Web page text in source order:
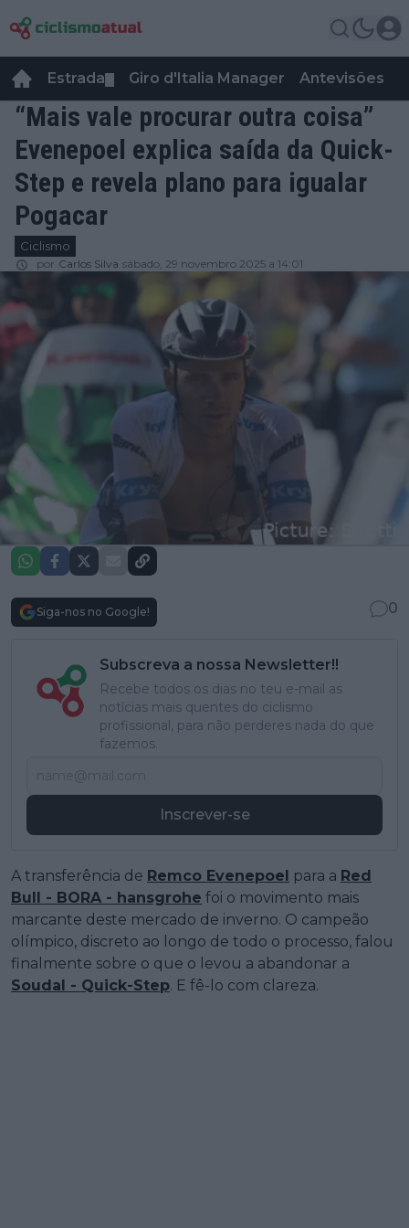
Estrada Giro d'Italia Manager Antevisões
“Mais vale procurar outra coisa”
Evenepoel explica saída da Quick-
Step e revela plano para igualar
Pogacar
Ciclismo
por Carlos Silva sábado, 29 novembro 2025 a 14:01
Siga-nos no Google! 0
Subscreva a nossa Newsletter!!
Recebe todos os dias no teu e-mail as
notícias mais quentes do ciclismo
profissional, para não perderes nada do que
fazemos.
Inscrever-se
A transferência de Remco Evenepoel para a Red
Bull - BORA - hansgrohe foi o movimento mais
marcante deste mercado de inverno. O campeão
olímpico, discreto ao longo de todo o processo, falou
finalmente sobre o que o levou a abandonar a
Soudal - Quick-Step. E fê-lo com clareza.